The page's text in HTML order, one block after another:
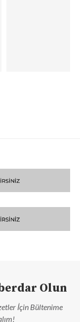
Olun
İçin Bültenime